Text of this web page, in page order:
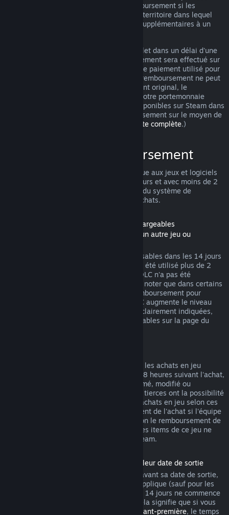
pouvez tout de même demander un remboursement si les
conditions ne sont pas remplies. Selon le territoire dans lequel
vous vivez, vous pouvez avoir des droits supplémentaires à un
Vous obtiendrez un remboursement complet dans un délai d'une
semaine après approbation. Le remboursement sera effectué sur
le portemonnaie Steam ou sur le moyen de paiement utilisé pour
l'achat. Si pour une raison quelconque le remboursement ne peut
pas être effectué sur le moyen de paiement original, le
remboursement intégral sera réalisé sur votre portemonnaie
Steam. (Certains moyens de paiement disponibles sur Steam dans
votre pays ne permettent pas de remboursement sur le moyen de
Cliquez ici pour une liste complète.)
Conditions de remboursement
L'offre de remboursement Steam s'applique aux jeux et logiciels
du magasin Steam achetés dans les 14 jours et avec moins de 2
heures d'utilisation. Voici un récapitulatif du système de
remboursement pour les autres types d'achats.
Remboursement pour les contenus téléchargeables
(Contenu du magasin Steam nécessitant un autre jeu ou
Les DLC achetés sur Steam sont remboursables dans les 14 jours
suivant l'achat et si le jeu de base n'a pas été utilisé plus de 2
heures après l'achat du DLC, tant que le DLC n'a pas été
consommé, modifié ou transféré. Veuillez noter que dans certains
cas, Steam ne pourra pas proposer de remboursement pour
certains DLC tiers (par exemple, si un DLC augmente le niveau
d'un personnage). Ces exceptions seront clairement indiquées,
avant l'achat, comme étant non remboursables sur la page du
Steam propose des remboursements pour les achats en jeu
effectués dans les jeux Valve durant les 48 heures suivant l'achat,
tant que l'item en jeu n'a pas été consommé, modifié ou
transféré. Les équipes de développement tierces ont la possibilité
d'autoriser les remboursements pour les achats en jeu selon ces
mêmes termes. Steam indiquera au moment de l'achat si l'équipe
de développement du jeu a autorisé ou non le remboursement de
l'item. Dans le cas contraire, les achats des items de ce jeu ne
pourront pas vous être remboursés via Steam.
Remboursement des titres achetés avant leur date de sortie
Lorsque vous achetez un titre sur Steam avant sa date de sortie,
la limite habituelle de 2 heures de jeu s'applique (sauf pour les
périodes de test bêta), mais la période de 14 jours ne commence
qu'à partir de la date de sortie du titre. Cela signifie que si vous
avant-première, le temps